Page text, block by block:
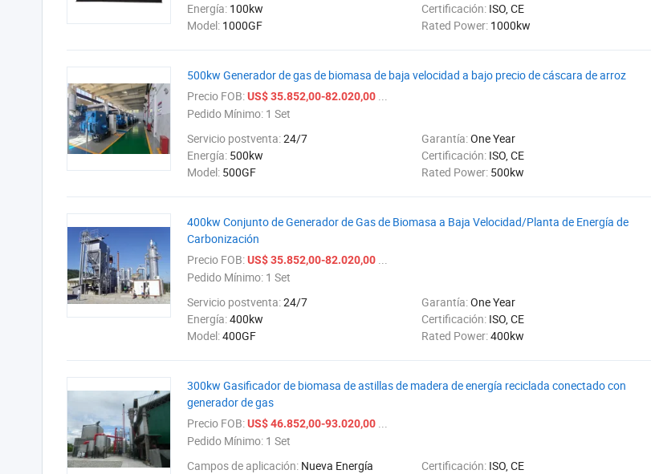
Energía: 100kw Certificación: ISO, CE
Model: 1000GF Rated Power: 1000kw
500kw Generador de gas de biomasa de baja velocidad a bajo precio de cáscara de arroz
Precio FOB:US$ 35.852,00-82.020,00 ...
Pedido Mínimo: 1 Set
Servicio postventa:24/7 Garantía:One Year
Energía: 500kw Certificación: ISO, CE
Model: 500GF Rated Power: 500kw
400kw Conjunto de Generador de Gas de Biomasa a Baja Velocidad/Planta de Energía de
Carbonización
Precio FOB:US$ 35.852,00-82.020,00 ...
Pedido Mínimo: 1 Set
Servicio postventa:24/7 Garantía:One Year
Energía:400kw Certificación: ISO, CE
Model:400GF Rated Power:400kw
300kw Gasificador de biomasa de astillas de madera de energía reciclada conectado con
generador de gas
Precio FOB:US$ 46.852,00-93.020,00 ...
Pedido Mínimo: 1 Set
Campos de aplicación: Nueva Energía Certificación: ISO, CE